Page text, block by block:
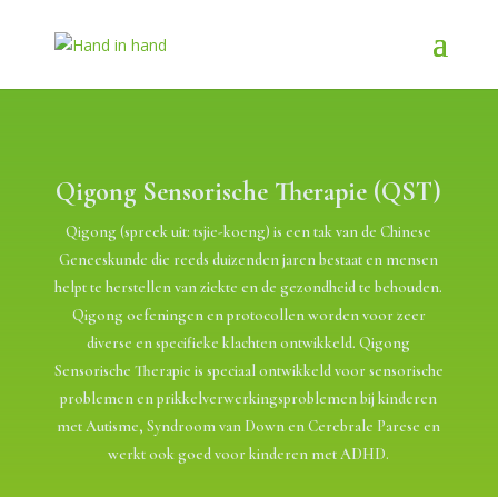
Qigong Sensorische Therapie (QST)
Qigong (spreek uit: tsjie-koeng) is een tak van de Chinese
Geneeskunde die reeds duizenden jaren bestaat en mensen
helpt te herstellen van ziekte en de gezondheid te behouden.
Qigong oefeningen en protocollen worden voor zeer
diverse en specifieke klachten ontwikkeld. Qigong
Sensorische Therapie is speciaal ontwikkeld voor sensorische
problemen en prikkelverwerkingsproblemen bij kinderen
met Autisme, Syndroom van Down en Cerebrale Parese en
werkt ook goed voor kinderen met ADHD.